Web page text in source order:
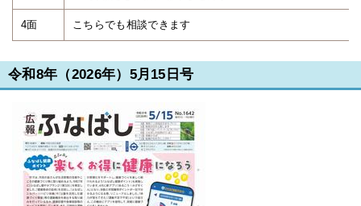
4面 こちらでも相談できます
令和8年（2026年）5月15日号